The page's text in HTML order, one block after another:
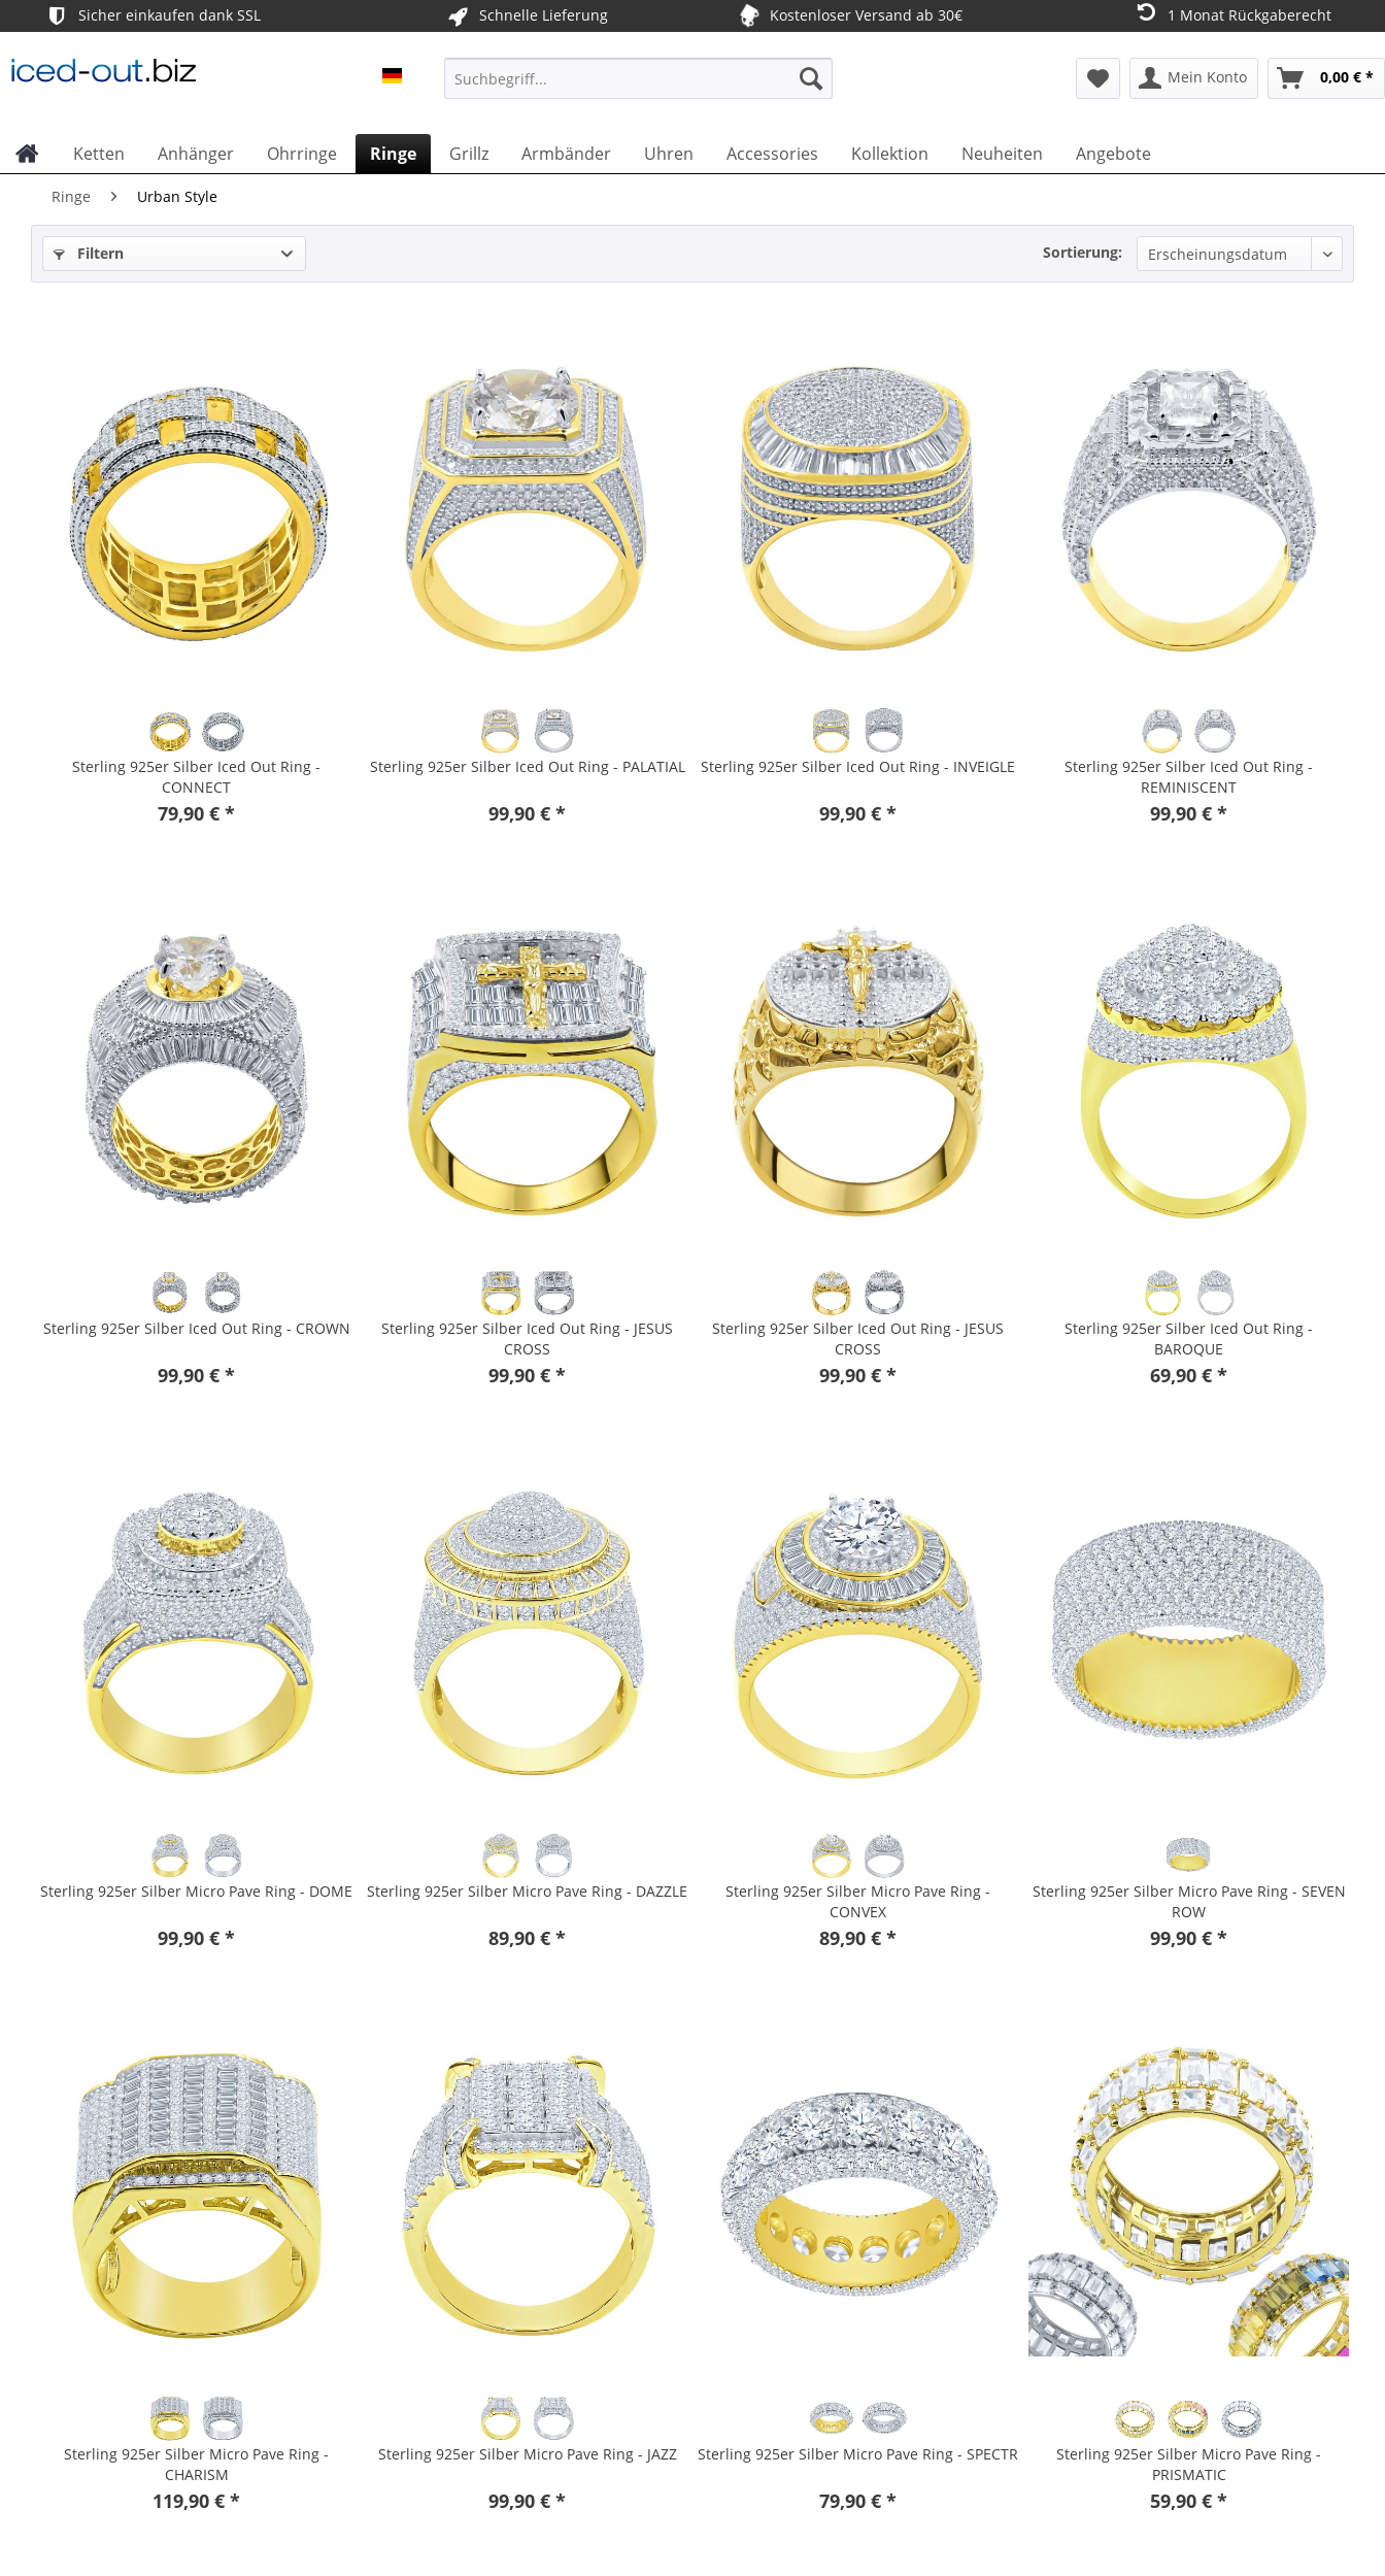
Sicher einkaufen dank SSL Schnelle Lieferung Kostenloser Versand ab 30€ 1 Monat Rückgaberecht
ICED OUT DE Mein Konto 0,00 € *
Ketten Anhänger Ohrringe Ringe Grillz Armbänder Uhren Accessories Kollektion Neuheiten Angebote
Ringe Urban Style
Filtern Sortierung:
Sterling 925er Silber Iced Out Ring -
CONNECT
79,90 € *
Sterling 925er Silber Iced Out Ring - PALATIAL
99,90 € *
Sterling 925er Silber Iced Out Ring - INVEIGLE
99,90 € *
Sterling 925er Silber Iced Out Ring -
REMINISCENT
99,90 € *
Sterling 925er Silber Iced Out Ring - CROWN
99,90 € *
Sterling 925er Silber Iced Out Ring - JESUS
CROSS
99,90 € *
Sterling 925er Silber Iced Out Ring - JESUS
CROSS
99,90 € *
Sterling 925er Silber Iced Out Ring -
BAROQUE
69,90 € *
Sterling 925er Silber Micro Pave Ring - DOME
99,90 € *
Sterling 925er Silber Micro Pave Ring - DAZZLE
89,90 € *
Sterling 925er Silber Micro Pave Ring -
CONVEX
89,90 € *
Sterling 925er Silber Micro Pave Ring - SEVEN
ROW
99,90 € *
Sterling 925er Silber Micro Pave Ring -
CHARISM
119,90 € *
Sterling 925er Silber Micro Pave Ring - JAZZ
99,90 € *
Sterling 925er Silber Micro Pave Ring - SPECTR
79,90 € *
Sterling 925er Silber Micro Pave Ring -
PRISMATIC
59,90 € *